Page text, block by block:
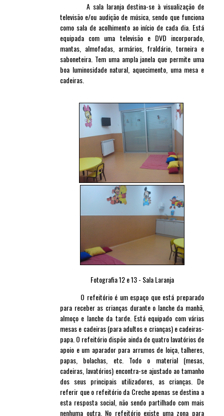
A sala laranja destina-se à visualização de
televisão e/ou audição de música, sendo que funciona
como sala de acolhimento ao início de cada dia. Está
equipada com uma televisão e DVD incorporado,
mantas, almofadas, armários, fraldário, torneira e
saboneteira. Tem uma ampla janela que permite uma
boa luminosidade natural, aquecimento, uma mesa e
cadeiras.
Fotografia 12 e 13 - Sala Laranja
O refeitório é um espaço que está preparado
para receber as crianças durante o lanche da manhã,
almoço e lanche da tarde. Está equipado com várias
mesas e cadeiras (para adultos e crianças) e cadeiras-
papa. O refeitório dispõe ainda de quatro lavatórios de
apoio e um aparador para arrumos de loiça, talheres,
papas, bolachas, etc. Todo o material (mesas,
cadeiras, lavatórios) encontra-se ajustado ao tamanho
dos seus principais utilizadores, as crianças. De
referir que o refeitório da Creche apenas se destina a
esta resposta social, não sendo partilhado com mais
nenhuma outra. No refeitório existe uma zona para